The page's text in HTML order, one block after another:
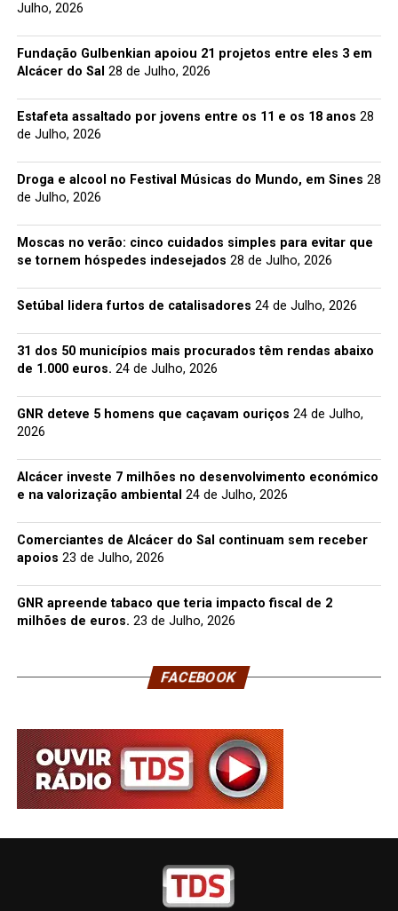
Julho, 2026
Fundação Gulbenkian apoiou 21 projetos entre eles 3 em
Alcácer do Sal 28 de Julho, 2026
Estafeta assaltado por jovens entre os 11 e os 18 anos 28
de Julho, 2026
Droga e alcool no Festival Músicas do Mundo, em Sines 28
de Julho, 2026
Moscas no verão: cinco cuidados simples para evitar que
se tornem hóspedes indesejados 28 de Julho, 2026
Setúbal lidera furtos de catalisadores 24 de Julho, 2026
31 dos 50 municípios mais procurados têm rendas abaixo
de 1.000 euros. 24 de Julho, 2026
GNR deteve 5 homens que caçavam ouriços 24 de Julho,
2026
Alcácer investe 7 milhões no desenvolvimento económico
e na valorização ambiental 24 de Julho, 2026
Comerciantes de Alcácer do Sal continuam sem receber
apoios 23 de Julho, 2026
GNR apreende tabaco que teria impacto fiscal de 2
milhões de euros. 23 de Julho, 2026
FACEBOOK